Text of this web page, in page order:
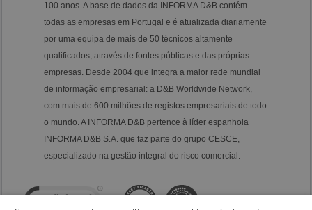
100 anos. A base de dados da INFORMA D&B contém
todas as empresas em Portugal e é atualizada diariamente
por uma equipa de mais de 50 técnicos altamente
qualificados, através de fontes públicas e das próprias
empresas. Desde 2004 que integra a maior rede mundial
de informação empresarial: a D&B Worldwide Network,
com mais de 600 milhões de registos empresariais de todo
o mundo. A INFORMA D&B pertence à líder espanhola
INFORMA D&B S.A. que faz parte do grupo CESCE,
especializado na gestão integral do risco comercial.